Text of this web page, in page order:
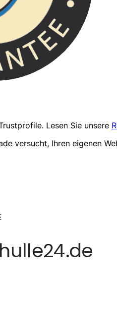
. Lesen Sie unsere
versucht, Ihren eigenen